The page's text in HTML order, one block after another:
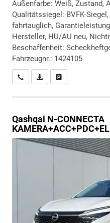
Außenfarbe: Weiß, Zustand,
Qualitätssiegel: BVFK-
fahrtauglich,
Hersteller, HU/AU neu,
Beschaffenheit:
Fahrzeugnr.: 1424105
Wir rufen Sie an
PDF-Datei,
Qashqai N-CONNECTA